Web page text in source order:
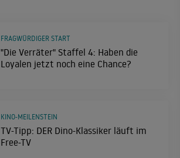
"Die Verräter" Staffel 4: Haben die
Loyalen jetzt noch eine Chance?
FRAGWÜRDIGER START
TV-Tipp: DER Dino-Klassiker läuft im
Free-TV
KINO-MEILENSTEIN